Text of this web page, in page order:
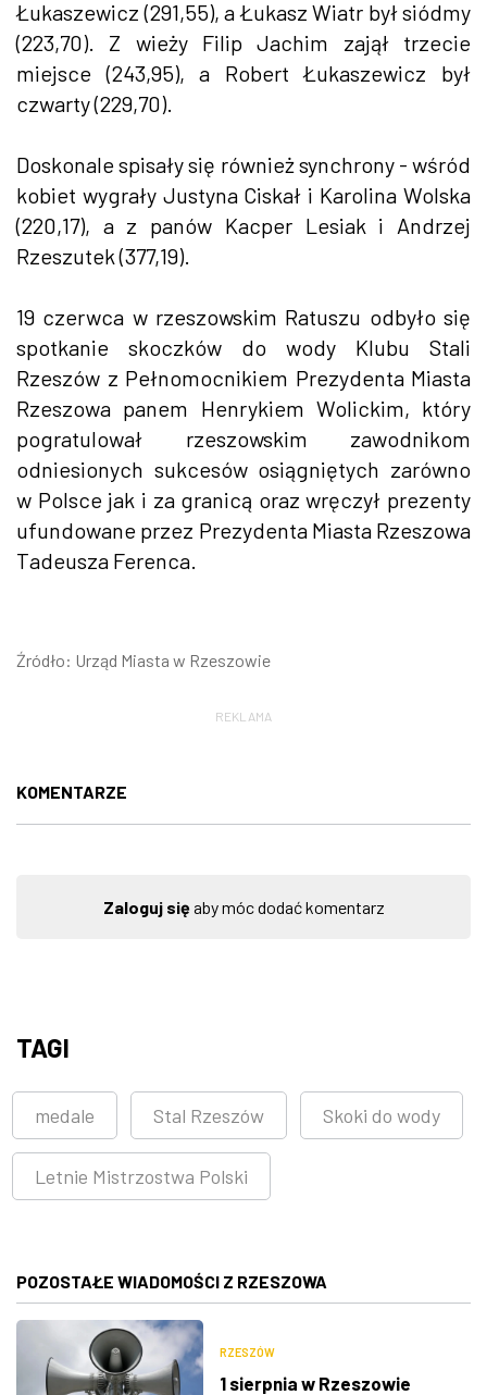
Łukaszewicz (291,55), a Łukasz Wiatr był siódmy
(223,70). Z wieży Filip Jachim zajął trzecie
miejsce (243,95), a Robert Łukaszewicz był
czwarty (229,70).
Doskonale spisały się również synchrony - wśród
kobiet wygrały Justyna Ciskał i Karolina Wolska
(220,17), a z panów Kacper Lesiak i Andrzej
Rzeszutek (377,19).
19 czerwca w rzeszowskim Ratuszu odbyło się
spotkanie skoczków do wody Klubu Stali
Rzeszów z Pełnomocnikiem Prezydenta Miasta
Rzeszowa panem Henrykiem Wolickim, który
pogratulował rzeszowskim zawodnikom
odniesionych sukcesów osiągniętych zarówno
w Polsce jak i za granicą oraz wręczył prezenty
ufundowane przez Prezydenta Miasta Rzeszowa
Tadeusza Ferenca.
Źródło: Urząd Miasta w Rzeszowie
REKLAMA
KOMENTARZE
Zaloguj sięaby móc dodać komentarz
TAGI
medale Stal Rzeszów Skoki do wody
Letnie Mistrzostwa Polski
POZOSTAŁE WIADOMOŚCI Z RZESZOWA
RZESZÓW
1 sierpnia w Rzeszowie